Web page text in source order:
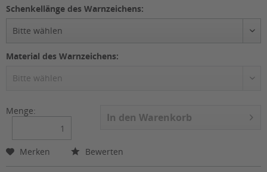
Schenkellänge des Warnzeichens:
Material des Warnzeichens:
Menge:
In den Warenkorb
Merken Bewerten